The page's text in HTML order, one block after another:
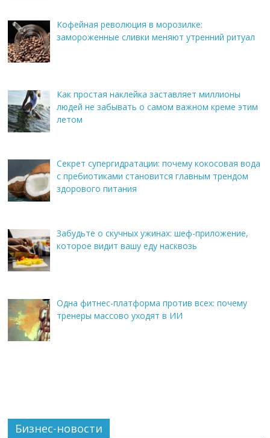
Кофейная революция в морозилке:
замороженные сливки меняют утренний ритуал
Как простая наклейка заставляет миллионы
людей не забывать о самом важном креме этим
летом
Секрет супергидратации: почему кокосовая вода
с пребиотиками становится главным трендом
здорового питания
Забудьте о скучных ужинах: шеф-приложение,
которое видит вашу еду насквозь
Одна фитнес-платформа против всех: почему
тренеры массово уходят в ИИ
Бизнес-новости